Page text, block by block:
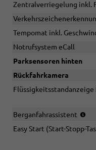
Zentralverriegelung inkl.
Tempomat inkl.
Notrufsystem eCall
Parksensoren hinten
Rückfahrkamera
Flüssigkeitsstandanzeige
Berganfahrassistent
Easy Start (Start-Stopp-